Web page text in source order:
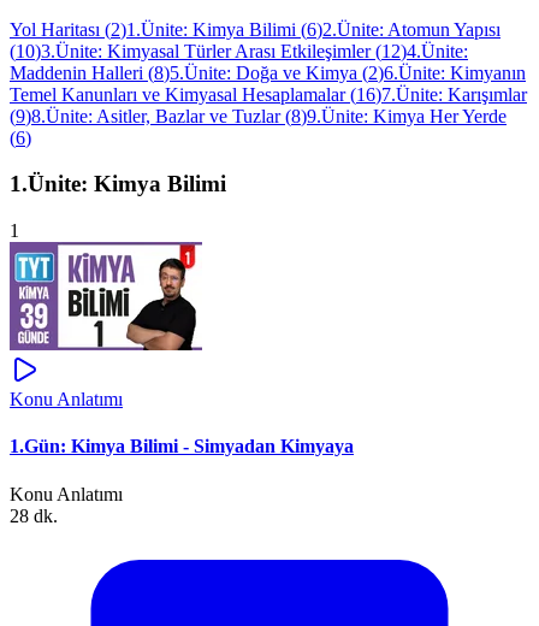
Yol Haritası (2)1.Ünite: Kimya Bilimi (6)2.Ünite: Atomun Yapısı
(10)3.Ünite: Kimyasal Türler Arası Etkileşimler(12)4.Ünite:
Maddenin Halleri (8)5.Ünite: Doğa ve Kimya (2)6.Ünite: Kimyanın
Temel Kanunları ve Kimyasal Hesaplamalar(16)7.Ünite: Karışımlar
(9)8.Ünite: Asitler, Bazlar ve Tuzlar(8)9.Ünite: Kimya Her Yerde
(6)
1.Ünite: Kimya Bilimi
1
Konu Anlatımı
1.Gün: Kimya Bilimi - Simyadan Kimyaya
Konu Anlatımı
28 dk.